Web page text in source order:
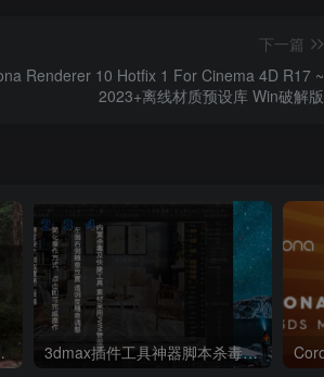
们已经内置了140多种工具，定制插
具也可以作为单独的工具栏使用。此
以进行场景优化的功能。
形，HDRI照明设置，高级项目归档
时间和金钱的艺术家来说都是必不可少
下一篇
Renderer 10 Hotfix 1 For Cinema 4D R17 ~
2023+离线材质预设库 Win破解版
汉化永久版 3dmax插件工具神器脚本杀毒软件3dmax一键工具脚本插件渲染工具箱自动杀毒防御